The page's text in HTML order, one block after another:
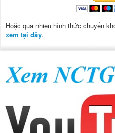
Hoặc qua nhiều hình thức chuyển
xem tại đây.